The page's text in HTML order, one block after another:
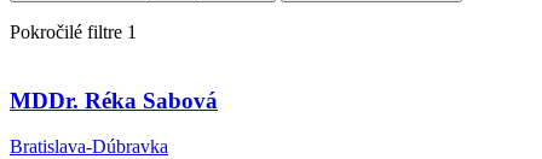
Pokročilé filtre 1
MDDr. Réka Sabová
Bratislava-Dúbravka